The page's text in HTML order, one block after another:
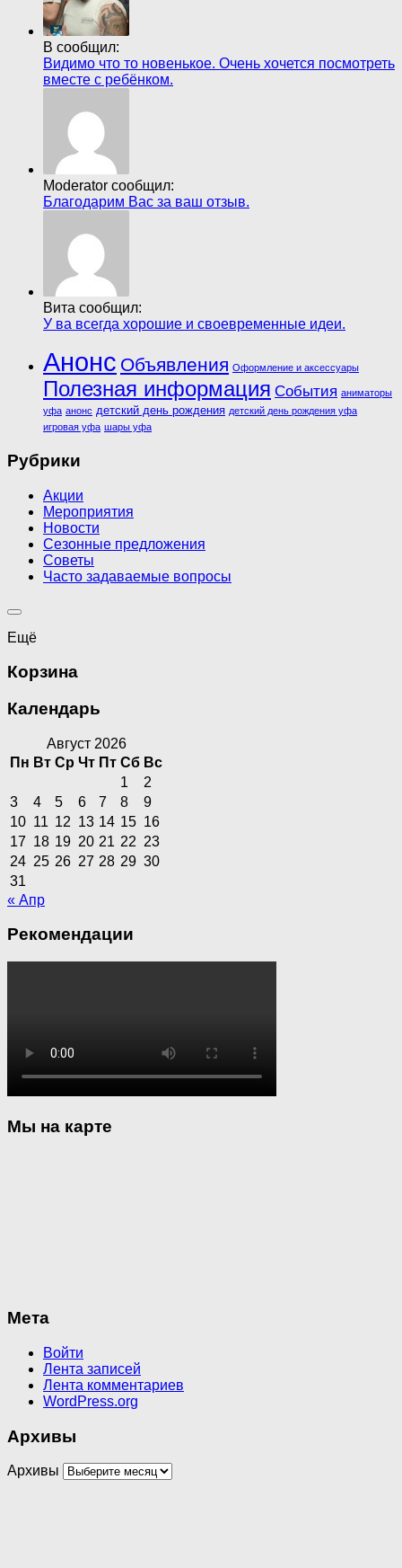
В сообщил:
Видимо что то новенькое. Очень хочется посмотреть
вместе с ребёнком.
Moderator сообщил:
Благодарим Вас за ваш отзыв.
Вита сообщил:
У ва всегда хорошие и своевременные идеи.
Анонс Объявления Оформление и аксессуары
Полезная информация События аниматоры
уфа анонс детский день рождения детский день рождения уфа
игровая уфа шары уфа
Рубрики
Акции
Мероприятия
Новости
Сезонные предложения
Советы
Часто задаваемые вопросы
Ещё
Корзина
Календарь
Август 2026
Пн Вт Ср Чт Пт Сб Вс
1
2
3
4 5 6 7 8
9
10 11 12 13 14 15 16
17 18 19 20 21 22 23
24 25 26 27 28 29 30
31
« Апр
Рекомендации
Мы на карте
Мета
Войти
Лента записей
Лента комментариев
WordPress.org
Архивы
Архивы